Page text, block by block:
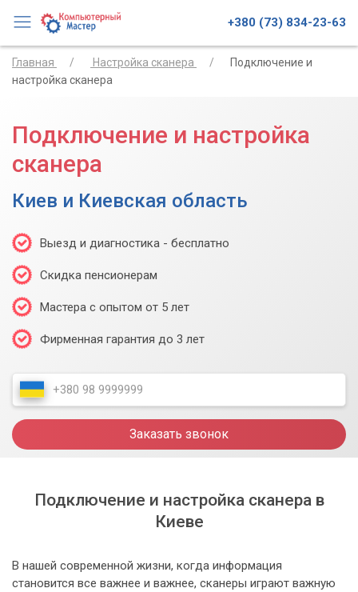
+380 (73) 834-23-63
Главная Настройка сканера
Подключение и
настройка сканера
Подключение и настройка
сканера
Киев и Киевская область
Выезд и диагностика - бесплатно
Скидка пенсионерам
Мастера с опытом от 5 лет
Фирменная гарантия до 3 лет
Заказать звонок
Подключение и настройка сканера в
Киеве
В нашей современной жизни, когда информация
становится все важнее и важнее, сканеры играют важную